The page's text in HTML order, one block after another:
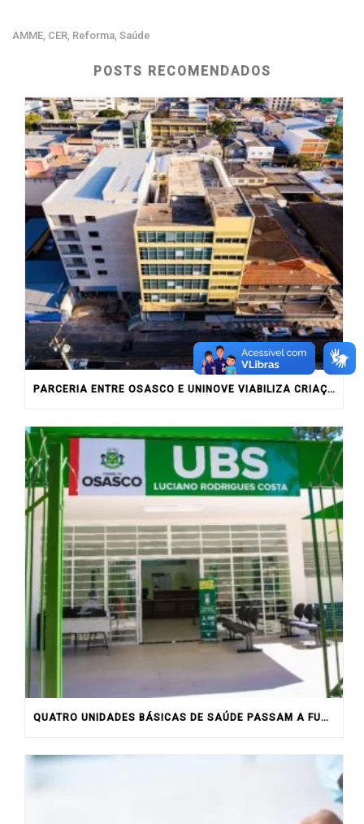
AMME, CER, Reforma, Saúde
POSTS RECOMENDADOS
PARCERIA ENTRE OSASCO E UNINOVE VIABILIZA CRIAÇÃO DE CENTRO DE ESPECIALIDADES NO CENTRO
QUATRO UNIDADES BÁSICAS DE SAÚDE PASSAM A FUNCIONAR ATÉ AS 20H